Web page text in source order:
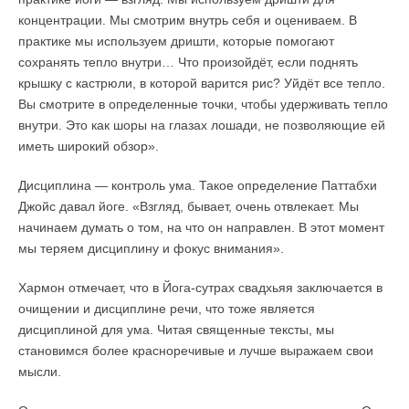
концентрации. Мы смотрим внутрь себя и оцениваем. В
практике мы используем дришти, которые помогают
сохранять тепло внутри… Что произойдёт, если поднять
крышку с кастрюли, в которой варится рис? Уйдёт все тепло.
Вы смотрите в определенные точки, чтобы удерживать тепло
внутри. Это как шоры на глазах лошади, не позволяющие ей
иметь широкий обзор».
Дисциплина — контроль ума. Такое определение Паттабхи
Джойс давал йоге. «Взгляд, бывает, очень отвлекает. Мы
начинаем думать о том, на что он направлен. В этот момент
мы теряем дисциплину и фокус внимания».
Хармон отмечает, что в Йога-сутрах свадхьяя заключается в
очищении и дисциплине речи, что тоже является
дисциплиной для ума. Читая священные тексты, мы
становимся более красноречивые и лучше выражаем свои
мысли.